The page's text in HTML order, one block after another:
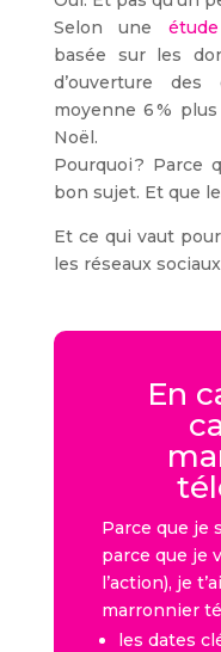
Selon une
basée sur les
d’ouverture
moyenne 6 %
Noël.
Pourquoi ? Parce
bon sujet. Et que
Et ce qui vaut
les réseaux
En
Parce que je
parce que je
l’action), je
marronnier
les dates